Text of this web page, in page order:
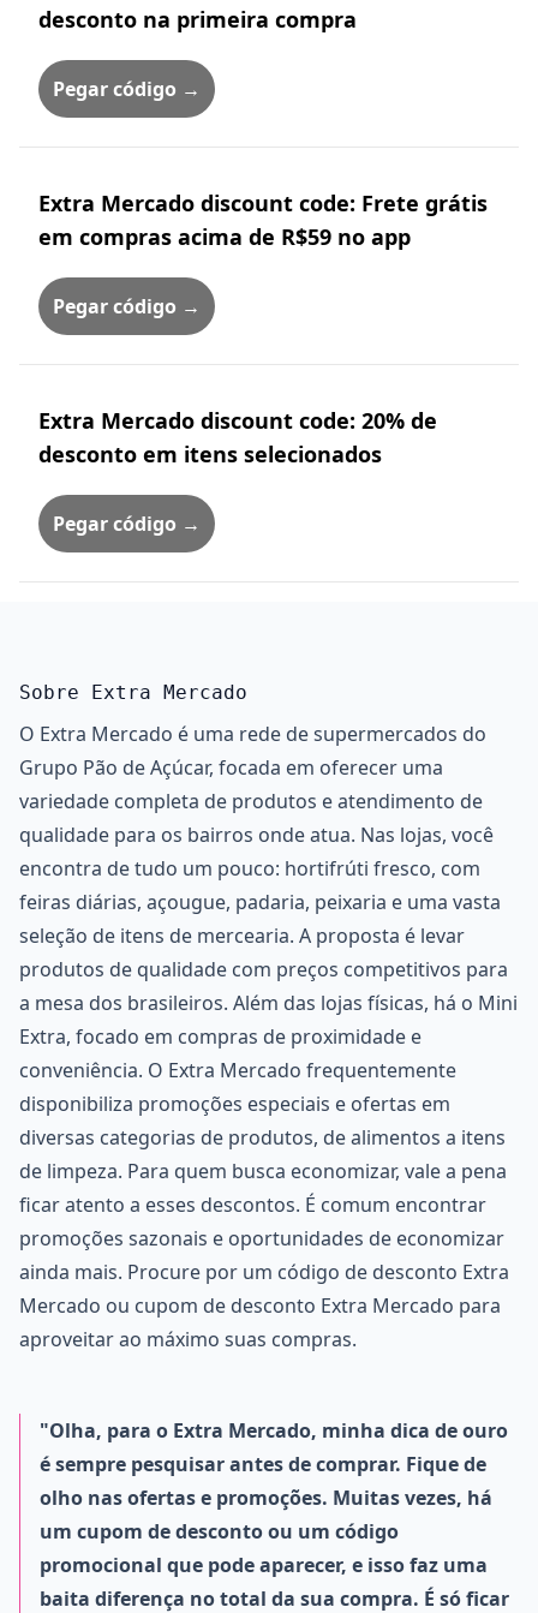
desconto na primeira compra
Pegar código →
Extra Mercado discount code: Frete grátis
em compras acima de R$59 no app
Pegar código →
Extra Mercado discount code: 20% de
desconto em itens selecionados
Pegar código →
Sobre Extra Mercado
O Extra Mercado é uma rede de supermercados do
Grupo Pão de Açúcar, focada em oferecer uma
variedade completa de produtos e atendimento de
qualidade para os bairros onde atua. Nas lojas, você
encontra de tudo um pouco: hortifrúti fresco, com
feiras diárias, açougue, padaria, peixaria e uma vasta
seleção de itens de mercearia. A proposta é levar
produtos de qualidade com preços competitivos para
a mesa dos brasileiros. Além das lojas físicas, há o Mini
Extra, focado em compras de proximidade e
conveniência. O Extra Mercado frequentemente
disponibiliza promoções especiais e ofertas em
diversas categorias de produtos, de alimentos a itens
de limpeza. Para quem busca economizar, vale a pena
ficar atento a esses descontos. É comum encontrar
promoções sazonais e oportunidades de economizar
ainda mais. Procure por um código de desconto Extra
Mercado ou cupom de desconto Extra Mercado para
aproveitar ao máximo suas compras.
"Olha, para o Extra Mercado, minha dica de ouro
é sempre pesquisar antes de comprar. Fique de
olho nas ofertas e promoções. Muitas vezes, há
um cupom de desconto ou um código
promocional que pode aparecer, e isso faz uma
baita diferença no total da sua compra. É só ficar